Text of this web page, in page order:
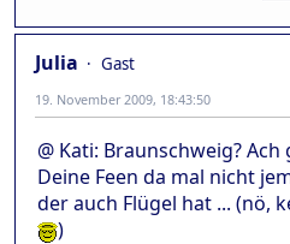
Julia
Gast
19. November 2009, 18:43:50
@ Kati: Braunschweig? Ach
Deine Feen da mal nicht
der auch Flügel hat ... (nö,
)